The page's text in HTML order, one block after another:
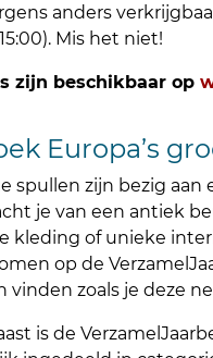
anders
Mis het niet!
zijn beschikbaar op
Europa’s
spullen zijn bezig aan
je van een antiek
kleding of unieke
op de
vinden zoals je deze
is de